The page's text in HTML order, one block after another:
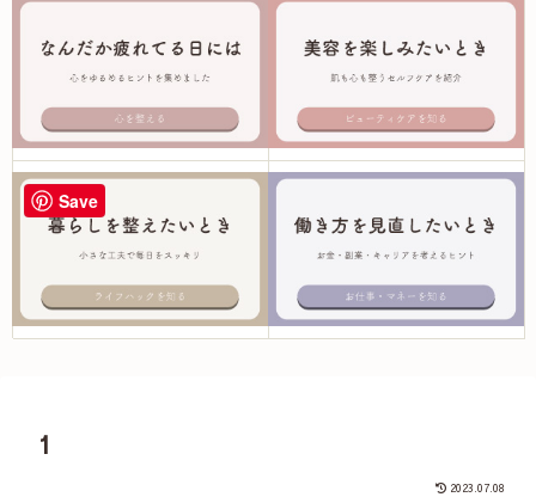
1
2023.07.08
Save